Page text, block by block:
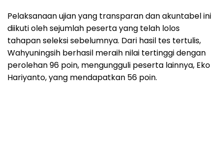
Pelaksanaan ujian yang transparan dan akuntabel ini
diikuti oleh sejumlah peserta yang telah lolos
tahapan seleksi sebelumnya. Dari hasil tes tertulis,
Wahyuningsih berhasil meraih nilai tertinggi dengan
perolehan 96 poin, mengungguli peserta lainnya, Eko
Hariyanto, yang mendapatkan 56 poin.